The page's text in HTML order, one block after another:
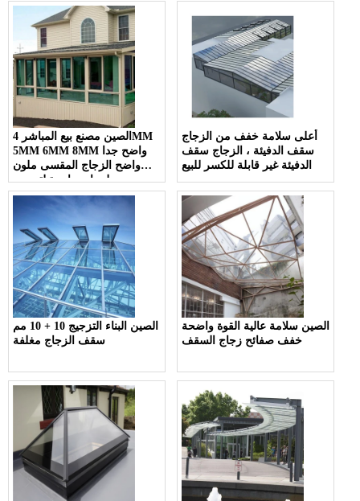
الصين مصنع بيع المباشر 4MM
5MM 6MM 8MM واضح جدا
واضح الزجاج المقسى ملون
لوحات واحدة لتصميم sunroom
الاقتصادية
أعلى سلامة خفف من الزجاج
سقف الدفيئة ، الزجاج سقف
الدفيئة غير قابلة للكسر للبيع
الصين البناء التزجيج 10 + 10 مم
سقف الزجاج مغلفة
الصين سلامة عالية القوة واضحة
خفف صفائح زجاج السقف